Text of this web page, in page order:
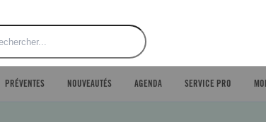
PRÉVENTES NOUVEAUTÉS AGENDA SERVICE PRO